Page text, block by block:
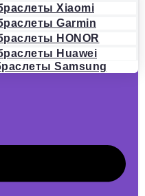
Xiaomi
Garmin
HONOR
Huawei
Samsung